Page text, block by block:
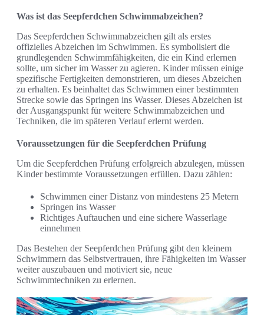
Was ist das Seepferdchen Schwimmabzeichen?
Das Seepferdchen Schwimmabzeichen gilt als erstes
offizielles Abzeichen im Schwimmen. Es symbolisiert die
grundlegenden Schwimmfähigkeiten, die ein Kind erlernen
sollte, um sicher im Wasser zu agieren. Kinder müssen einige
spezifische Fertigkeiten demonstrieren, um dieses Abzeichen
zu erhalten. Es beinhaltet das Schwimmen einer bestimmten
Strecke sowie das Springen ins Wasser. Dieses Abzeichen ist
der Ausgangspunkt für weitere Schwimmabzeichen und
Techniken, die im späteren Verlauf erlernt werden.
Voraussetzungen für die Seepferdchen Prüfung
Um die Seepferdchen Prüfung erfolgreich abzulegen, müssen
Kinder bestimmte Voraussetzungen erfüllen. Dazu zählen:
Schwimmen einer Distanz von mindestens 25 Metern
Springen ins Wasser
Richtiges Auftauchen und eine sichere Wasserlage
einnehmen
Das Bestehen der Seepferdchen Prüfung gibt den kleinem
Schwimmern das Selbstvertrauen, ihre Fähigkeiten im Wasser
weiter auszubauen und motiviert sie, neue
Schwimmtechniken zu erlernen.